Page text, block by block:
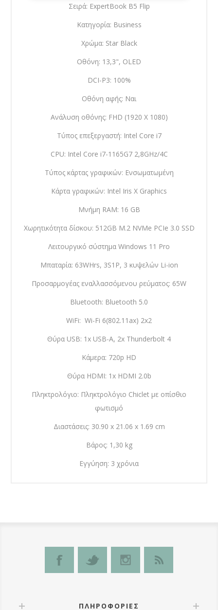
Σειρά: ExpertBook B5 Flip
Κατηγορία: Business
Χρώμα: Star Black
Οθόνη: 13,3", OLED
DCI-P3: 100%
Οθόνη αφής: Ναι
Ανάλυση οθόνης: FHD (1920 X 1080)
Τύπος επεξεργαστή: Intel Core i7
CPU: Intel Core i7-1165G7 2,8GHz/4C
Τύπος κάρτας γραφικών: Ενσωματωμένη
Κάρτα γραφικών: Intel Iris X Graphics
Μνήμη RAM: 16 GB
Χωρητικότητα δίσκου: 512GB M.2 NVMe PCIe 3.0 SSD
Λειτουργικό σύστημα Windows 11 Pro
Μπαταρία: 63WHrs, 3S1P, 3 κυψελών Li-ion
Προσαρμογέας εναλλασσόμενου ρεύματος: 65W
Bluetooth: Bluetooth 5.0
WiFi: Wi-Fi 6(802.11ax) 2x2
Θύρα USB: 1x USB-A, 2x Thunderbolt 4
Κάμερα: 720p HD
Θύρα HDMI: 1x HDMI 2.0b
Πληκτρολόγιο: Πληκτρολόγιο Chiclet με οπίσθιο
φωτισμό
Διαστάσεις: 30.90 x 21.06 x 1.69 cm
Βάρος: 1,30 kg
Εγγύηση: 3 χρόνια
ΠΛΗΡΟΦΟΡΊΕΣ